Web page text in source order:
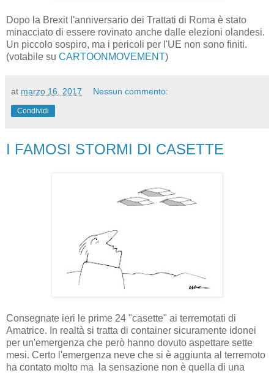
Dopo la Brexit l'anniversario dei Trattati di Roma è stato
minacciato di essere rovinato anche dalle elezioni olandesi.
Un piccolo sospiro, ma i pericoli per l'UE non sono finiti.
(votabile su CARTOONMOVEMENT)
at marzo 16, 2017 Nessun commento:
Condividi
I FAMOSI STORMI DI CASETTE
Consegnate ieri le prime 24 "casette" ai terremotati di
Amatrice. In realtà si tratta di container sicuramente idonei
per un'emergenza che però hanno dovuto aspettare sette
mesi. Certo l'emergenza neve che si è aggiunta al terremoto
ha contato molto ma la sensazione non è quella di una